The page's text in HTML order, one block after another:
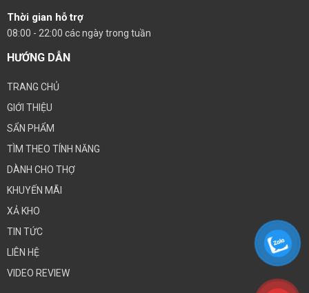
Thời gian hỗ trợ
08:00 - 22:00 các ngày trong tuần
HƯỚNG DẪN
TRANG CHỦ
GIỚI THIỆU
SẨN PHẨM
TÌM THEO TÍNH NĂNG
DÀNH CHO THỢ
KHUYẾN MÃI
XẢ KHO
TIN TỨC
LIÊN HỆ
VIDEO REVIEW